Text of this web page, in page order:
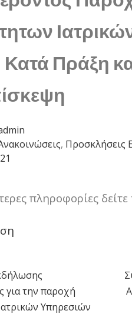
Πράξη
, Προσκλήσεις
πληροφορίες
για την παροχή
Υπηρεσιών